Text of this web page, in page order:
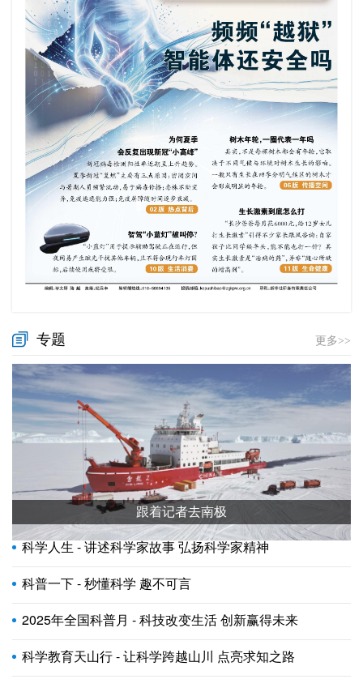
专题 更多>>
跟着记者去南极
科学人生 - 讲述科学家故事 弘扬科学家精神
科普一下 - 秒懂科学 趣不可言
2025年全国科普月 - 科技改变生活 创新赢得未来
科学教育天山行 - 让科学跨越山川 点亮求知之路